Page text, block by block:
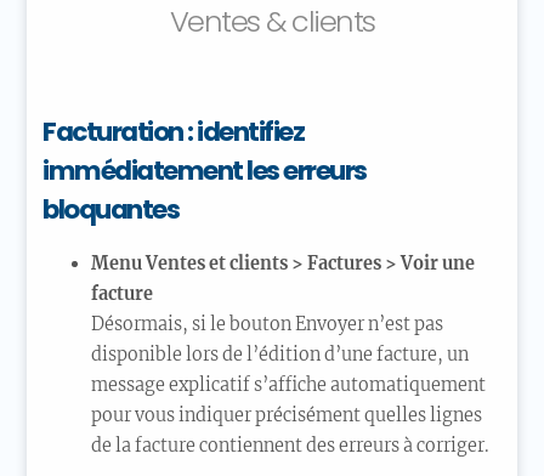
Ventes & clients
Facturation : identifiez
immédiatement les erreurs
bloquantes
MenuVentes et clients > Factures > Voir une
facture
Désormais, si le bouton Envoyer n’est pas
disponible lors de l’édition d’une facture, un
message explicatif s’affiche automatiquement
pour vous indiquer précisément quelles lignes
de la facture contiennent des erreurs à corriger.